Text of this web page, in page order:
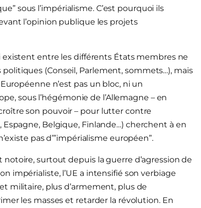
sous l’impérialisme. C’est pourquoi ils
l’opinion publique les projets
existent entre les différents États membres ne
(Conseil, Parlement, sommets…), mais
n’est pas un bloc, ni un
sous l’hégémonie de l’Allemagne – en
son pouvoir – pour lutter contre
Espagne, Belgique, Finlande…) cherchent à en
pas d’”impérialisme européen”.
notoire, surtout depuis la guerre d’agression de
impérialiste, l’UE a intensifié son verbiage
militaire, plus d’armement, plus de
les masses et retarder la révolution. En